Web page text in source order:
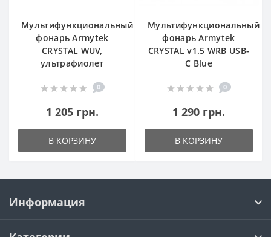
Мультифункциональный
фонарь Armytek
CRYSTAL WUV,
ультрафиолет
0
1 205 грн.
В КОРЗИНУ
Мультифункциональный
фонарь Armytek
CRYSTAL v1.5 WRB USB-
C Blue
0
1 290 грн.
В КОРЗИНУ
Информация